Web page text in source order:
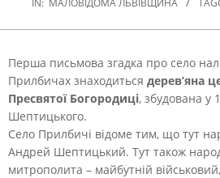
IN: МАЛОВІДОМА ЛЬВІВЩИНА
Перша письмова згадка про село
Прилбичах знаходиться дерев’яна
Пресвятої Богородиці, збудована у
Шептицького.
Село Прилбичі відоме тим, що тут
Андрей Шептицький. Тут також
митрополита – майбутній